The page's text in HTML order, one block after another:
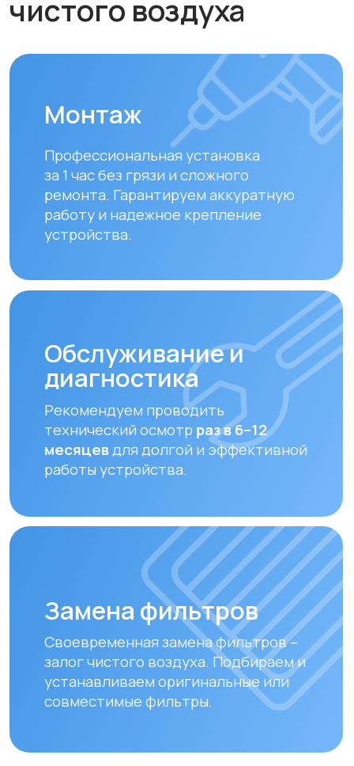
диагностика
Рекомендуем проводить
технический осмотр
раз в 6–12
месяцевдля долгой и эффективной
работы устройства.
устанавливаем оригинальные или
совместимые фильтры.
Замена фильтров
Оплата и доставка
Оплата
Доставка осуществляется после
полной предоплаты заказа.
Мы предлагаем удобные способы оплаты
и быструю доставку для наших клиентов
в Алматы и по всему Казахстану